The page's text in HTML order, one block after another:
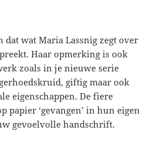
dat wat Maria Lassnig zegt over
Haar opmerking is ook
zoals in je nieuwe serie
giftig maar ook
eigenschappen. De fiere
papier ‘gevangen’ in hun eigen
gevoelvolle handschrift.